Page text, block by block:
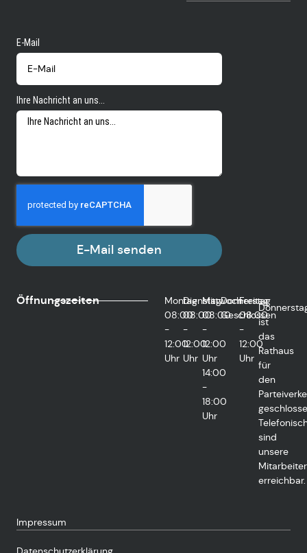
E-Mail
Ihre Nachricht an uns...
E-Mail senden
Öffnungszeiten
Montag
08:00
-
12:00
Uhr
Dienstag
08:00
-
12:00
Uhr
Mittwoch
08:00
-
12:00
Uhr
14:00
-
18:00
Uhr
Donnerstag
Geschlossen
Freitag
08:00
-
12:00
Uhr
ist
das
Rathaus
für
den
sind
unsere
Mitarbeiter
erreichbar.
Impressum